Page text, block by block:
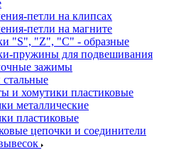
петли на клипсах
петли на магните
"S", "Z", "C" - образные
пружины для подвешивания
зажимы
и хомутики пластиковые
металлические
пластиковые
цепочки и соединители